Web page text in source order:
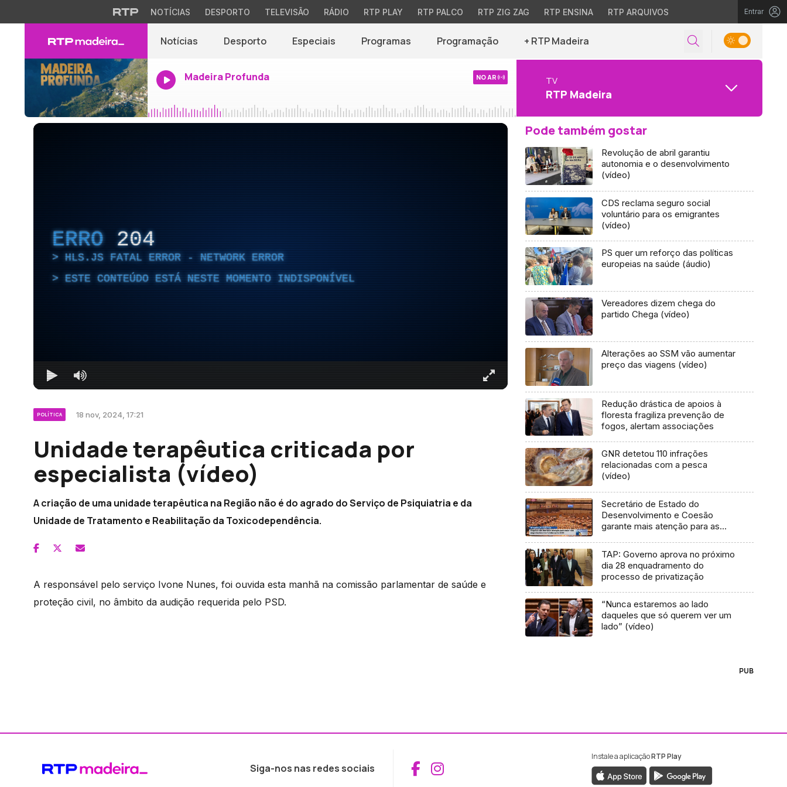
NOTÍCIAS DESPORTO TELEVISÃO RÁDIO RTP PLAY RTP PALCO RTP ZIG ZAG RTP ENSINA RTP ARQUIVOS Entrar
Notícias Desporto Especiais Programas Programação + RTP Madeira
Madeira Profunda NO AR TV
RTP Madeira
ERRO 204
HLS.JS FATAL ERROR - NETWORK ERROR
ESTE CONTEÚDO ESTÁ NESTE MOMENTO INDISPONÍVEL
POLÍTICA 18 nov, 2024, 17:21
Unidade terapêutica criticada por
especialista (vídeo)
A criação de uma unidade terapêutica na Região não é do agrado do Serviço de Psiquiatria e da
Unidade de Tratamento e Reabilitação da Toxicodependência.
A responsável pelo serviço Ivone Nunes, foi ouvida esta manhã na comissão parlamentar de saúde e
proteção civil, no âmbito da audição requerida pelo PSD.
Pode também gostar
Revolução de abril garantiu
autonomia e o desenvolvimento
(vídeo)
CDS reclama seguro social
voluntário para os emigrantes
(vídeo)
PS quer um reforço das políticas
europeias na saúde (áudio)
Vereadores dizem chega do
partido Chega (vídeo)
Alterações ao SSM vão aumentar
preço das viagens (vídeo)
Redução drástica de apoios à
floresta fragiliza prevenção de
fogos, alertam associações
GNR detetou 110 infrações
relacionadas com a pesca
(vídeo)
Secretário de Estado do
Desenvolvimento e Coesão
garante mais atenção para as
fundos após 2020 (Vídeo)
TAP: Governo aprova no próximo
dia 28 enquadramento do
processo de privatização
“Nunca estaremos ao lado
daqueles que só querem ver um
lado” (vídeo)
PUB
Siga-nos nas redes sociais Aceder ao Facebook da RTP Madeira
Aceder ao Instagram da RTP Madeira
Instale a aplicaçãoRTP Play